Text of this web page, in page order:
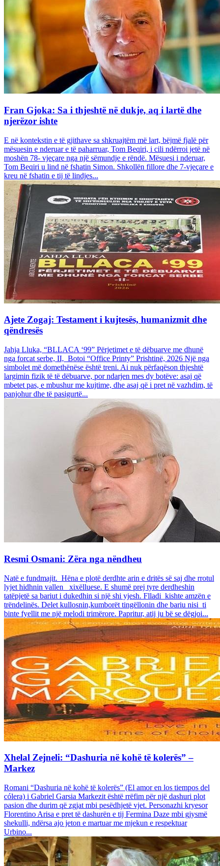
Fran Gjoka: Sa i thjeshtë në dukje, aq i lartë dhe
njerëzor ishte
E në kontekstin e të gjithave sa shkruajtëm më lart, bëjmë fjalë për
mësuesin e nderuar e të paharruar, Tom Beqiri, i cili ndërroi jetë në
moshën 78- vjeçare nga një sëmundje e rëndë. Mësuesi i nderuar,
Tom Beqiri u lind në fshatin Simon. Shkollën fillore dhe 7-vjeçare e
kreu në fshatin e tij të lindjes...
Ajete Zogaj: Testament i kujtesës, humanizmit dhe
qëndresës
Jahja Lluka, “BLLACA ‘99” Përjetimet e të dëbuarve me dhunë
nga forcat serbe, II, Botoi “Office Printy” Prishtinë, 2026 Një nga
simbolet më domethënëse është treni. Ai nuk përfaqëson thjeshtë
largimin fizik të të dëbuarve, por ndarjen mes dy botëve: asaj që
mbetet pas, e mbushur me kujtime, dhe asaj që i pret në vazhdim, të
panjohur dhe të pasigurtë...
Resmi Osmani: Zëra nga nëndheu
Natë e fundmajit. Hëna e plotë derdhte arin e dritës së saj dhe rrotul
lyjet hidhnin vallen xixëlluese. E shumë prej tyre derdheshin
tatëpjetë sa bariut i dukedhin si një shi yjesh. Flladi kishte amzën e
trëndelinës. Delet kullosnin,kumborët tingëllonin dhe bariu nisi ti
binte fyellit me një melodi trimërore. Papritur, atij ju bë se dëgjoi...
Xhelal Zejneli: “Dashuria në kohë të kolerës” –
Markez
Romani “Dashuria në kohë të kolerës” (El amor en los tiempos del
cólera) i Gabriel Garsia Markezit është rrëfim për një dashuri plot
pasion dhe durim që zgjat mbi pesëdhjetë vjet. Personazhi kryesor
Florentino Arisa e pret të dashurën e tij Fermina Daze mbi gjysmë
shekulli, ndërsa ajo jeton e martuar me mjekun e respektuar
Urbino...